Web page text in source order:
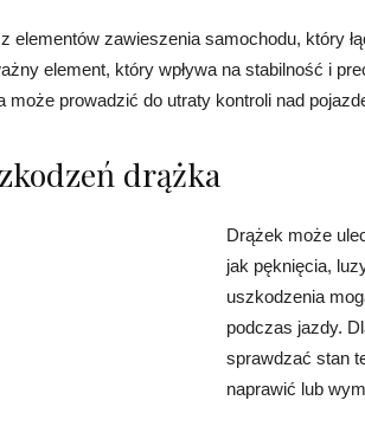
elementów zawieszenia samochodu, który
element, który wpływa na stabilność i
może prowadzić do utraty kontroli nad
drążka
Drążek może
jak pęknięcia,
uszkodzenia
podczas jazdy.
sprawdzać stan
naprawić lub